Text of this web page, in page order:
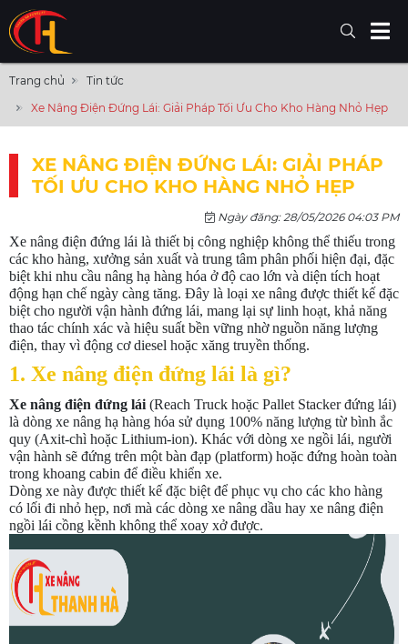
Trang chủ
Tin tức
Xe Nâng Điện Đứng Lái: Giải Pháp Tối Ưu Cho Kho Hàng Nhỏ Hẹp
XE NÂNG ĐIỆN ĐỨNG LÁI: GIẢI PHÁP
TỐI ƯU CHO KHO HÀNG NHỎ HẸP
Ngày đăng: 28/05/2026 04:03 PM
Xe nâng điện đứng lái là thiết bị công nghiệp không thể thiếu trong
các kho hàng, xưởng sản xuất và trung tâm phân phối hiện đại, đặc
biệt khi nhu cầu nâng hạ hàng hóa ở độ cao lớn và diện tích hoạt
động hạn chế ngày càng tăng. Đây là loại xe nâng được thiết kế đặc
biệt cho người vận hành đứng lái, mang lại sự linh hoạt, khả năng
thao tác chính xác và hiệu suất bền vững nhờ nguồn năng lượng
điện, thay vì động cơ diesel hoặc xăng truyền thống.
1. Xe nâng điện đứng lái là gì?
Xe nâng điện đứng lái (Reach Truck hoặc Pallet Stacker đứng lái)
là dòng xe nâng hạ hàng hóa sử dụng 100% năng lượng từ bình ắc
quy (Axit-chì hoặc Lithium-ion). Khác với dòng xe ngồi lái, người
vận hành sẽ đứng trên một bàn đạp (platform) hoặc đứng hoàn toàn
trong khoang cabin để điều khiển xe.
Dòng xe này được thiết kế đặc biệt để phục vụ cho các kho hàng
có lối đi nhỏ hẹp, nơi mà các dòng xe nâng dầu hay xe nâng điện
ngồi lái cồng kềnh không thể xoay xở được.